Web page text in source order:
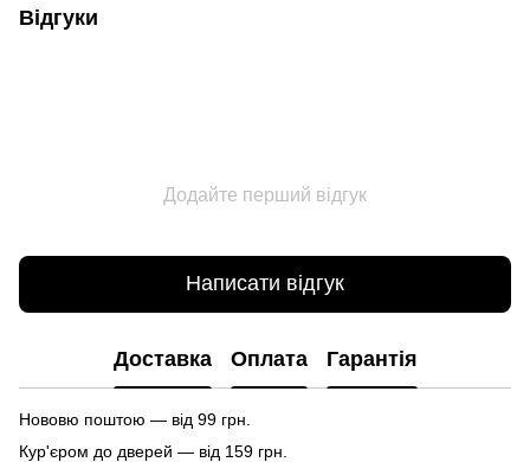
Відгуки
Додайте перший відгук
Написати відгук
Доставка Оплата Гарантія
Нововю поштою — від 99 грн.
Кур'єром до дверей — від 159 грн.